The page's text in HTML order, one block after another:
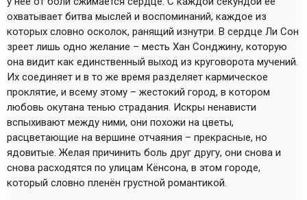
охватывает битва мыслей и воспоминаний, каждое из
которых словно осколок, ранящий изнутри. В сердце Ли Сон
зреет лишь одно желание – месть Хан Сонджину, которую
она видит как единственный выход из круговорота мучений.
Их соединяет и в то же время разделяет кармическое
проклятие, и всему этому – жестокий город, в котором
любовь окутана тенью страдания. Искры ненависти
вспыхивают между ними, они похожи на цветы,
расцветающие на вершине отчаяния – прекрасные, но
ядовитые. Желая причинить боль друг другу, они снова и
снова расходятся по улицам Кёнсона, в этом городе,
который словно пленён грустной романтикой.